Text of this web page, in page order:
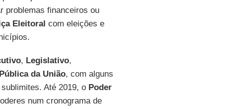
problemas financeiros ou
Eleitoral com eleições e
, Legislativo,
da União, com alguns
Até 2019, o Poder
num cronograma de